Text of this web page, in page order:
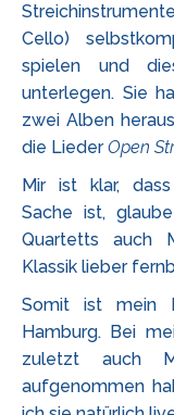
Cello)
spielen und
unterlegen. Sie
zwei Alben
die LiederOpen
Mir ist klar,
Sache ist,
Quartetts auch
Klassik lieber
Somit ist mein
Hamburg. Bei
zuletzt auch
aufgenommen